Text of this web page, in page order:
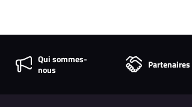
Qui sommes-
nous
Partenaires